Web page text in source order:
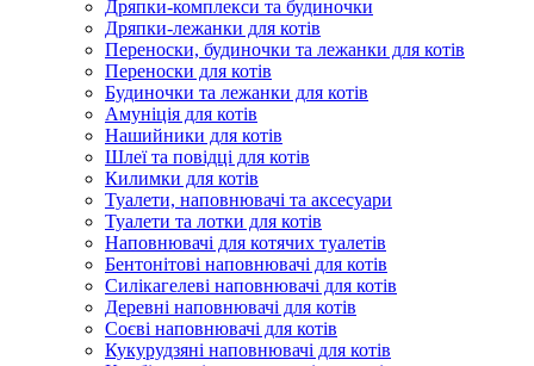
Дряпки-комплекси та будиночки
Дряпки-лежанки для котів
Переноски, будиночки та лежанки для котів
Переноски для котів
Будиночки та лежанки для котів
Амуніція для котів
Нашийники для котів
Шлеї та повідці для котів
Килимки для котів
Туалети, наповнювачі та аксесуари
Туалети та лотки для котів
Наповнювачі для котячих туалетів
Бентонітові наповнювачі для котів
Силікагелеві наповнювачі для котів
Деревні наповнювачі для котів
Соєві наповнювачі для котів
Кукурудзяні наповнювачі для котів